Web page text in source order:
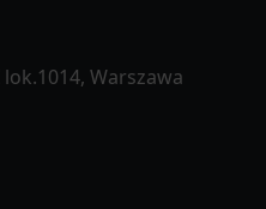
Warszawa